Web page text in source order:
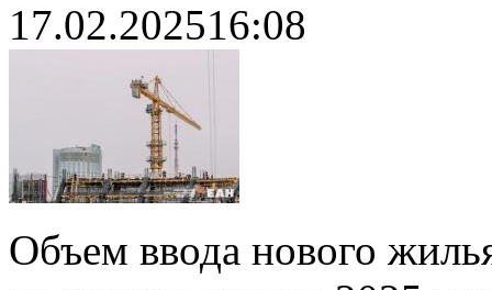
17.02.202516:08
Объем ввода нового